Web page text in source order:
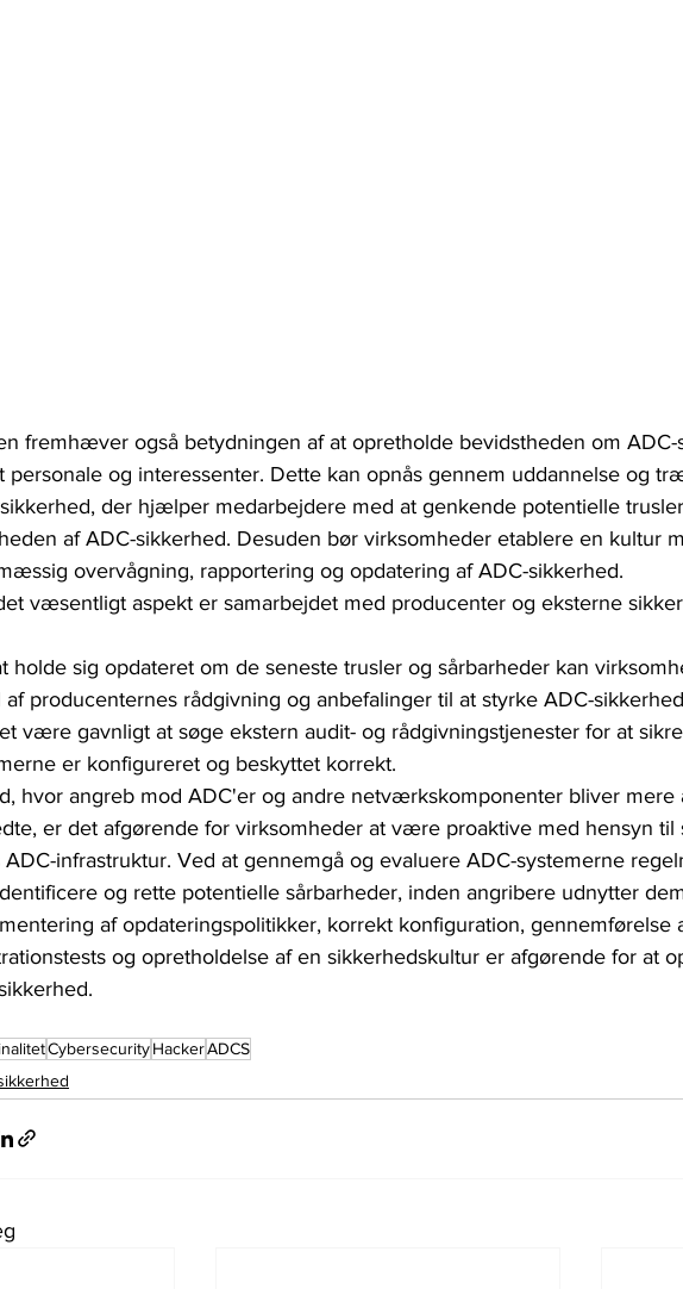
fremhæver også betydningen af at opretholde bevidstheden om ADC-
personale og interessenter. Dette kan opnås gennem uddannelse og
der hjælper medarbejdere med at genkende potentielle
af ADC-sikkerhed. Desuden bør virksomheder etablere en kultur
overvågning, rapportering og opdatering af ADC-sikkerhed.
væsentligt aspekt er samarbejdet med producenter og eksterne
holde sig opdateret om de seneste trusler og sårbarheder kan
af producenternes rådgivning og anbefalinger til at styrke ADC-
være gavnligt at søge ekstern audit- og rådgivningstjenester for at
er konfigureret og beskyttet korrekt.
hvor angreb mod ADC'er og andre netværkskomponenter bliver mere
er det afgørende for virksomheder at være proaktive med hensyn til
ADC-infrastruktur. Ved at gennemgå og evaluere ADC-systemerne
og rette potentielle sårbarheder, inden angribere udnytter
af opdateringspolitikker, korrekt konfiguration, gennemførelse
og opretholdelse af en sikkerhedskultur er afgørende for at
CybersecurityHackerADCS